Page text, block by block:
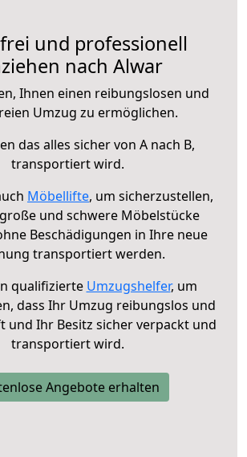
und professionell
nach Alwar
Ihnen einen reibungslosen und
Umzug zu ermöglichen.
das alles sicher von A nach B,
transportiert wird.
Möbellifte, um sicherzustellen,
und schwere Möbelstücke
Beschädigungen in Ihre neue
transportiert werden.
qualifizierte Umzugshelfer, um
dass Ihr Umzug reibungslos und
und Ihr Besitz sicher verpackt und
transportiert wird.
Angebote erhalten